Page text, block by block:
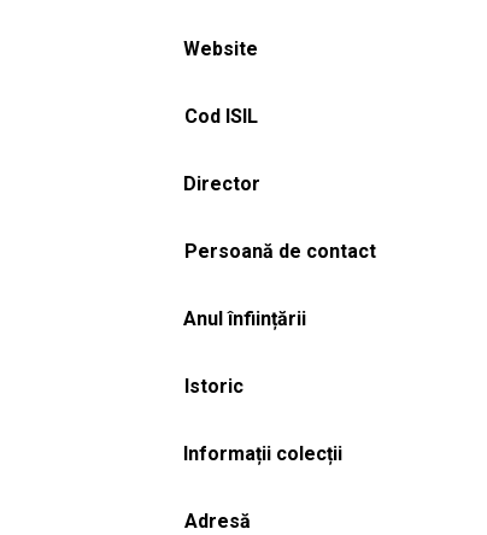
Website
Cod ISIL
Director
Persoană de contact
Anul înființării
Istoric
Informații colecții
Adresă